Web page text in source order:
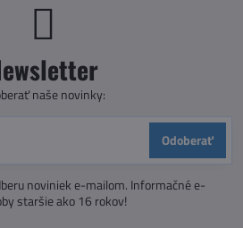
naše novinky:
Odoberať
noviniek e-mailom. Informačné e-
staršie ako 16 rokov!